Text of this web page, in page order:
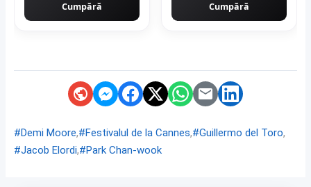
Cumpără Cumpără
#Demi Moore,#Festivalul de la Cannes,#Guillermo del Toro,
#Jacob Elordi,#Park Chan-wook